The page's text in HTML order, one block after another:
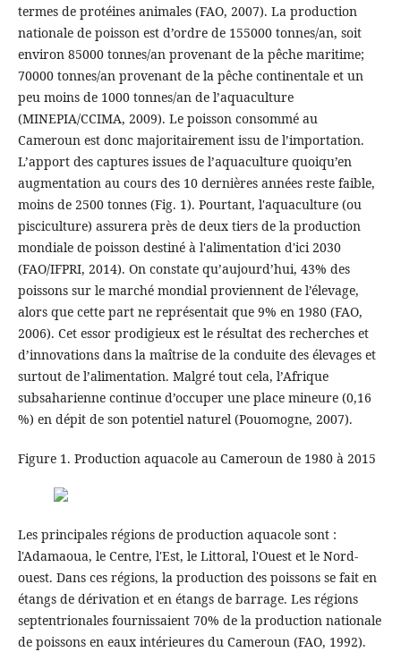
termes de protéines animales (FAO, 2007). La production
nationale de poisson est d’ordre de 155000 tonnes/an, soit
environ 85000 tonnes/an provenant de la pêche maritime;
70000 tonnes/an provenant de la pêche continentale et un
peu moins de 1000 tonnes/an de l’aquaculture
(MINEPIA/CCIMA, 2009). Le poisson consommé au
Cameroun est donc majoritairement issu de l’importation.
L’apport des captures issues de l’aquaculture quoiqu’en
augmentation au cours des 10 dernières années reste faible,
moins de 2500 tonnes (Fig. 1). Pourtant, l'aquaculture (ou
pisciculture) assurera près de deux tiers de la production
mondiale de poisson destiné à l'alimentation d'ici 2030
(FAO/IFPRI, 2014). On constate qu’aujourd’hui, 43% des
poissons sur le marché mondial proviennent de l’élevage,
alors que cette part ne représentait que 9% en 1980 (FAO,
2006). Cet essor prodigieux est le résultat des recherches et
d’innovations dans la maîtrise de la conduite des élevages et
surtout de l’alimentation. Malgré tout cela, l’Afrique
subsaharienne continue d’occuper une place mineure (0,16
%) en dépit de son potentiel naturel (Pouomogne, 2007).
Figure 1. Production aquacole au Cameroun de 1980 à 2015
Les principales régions de production aquacole sont :
l'Adamaoua, le Centre, l'Est, le Littoral, l'Ouest et le Nord-
ouest. Dans ces régions, la production des poissons se fait en
étangs de dérivation et en étangs de barrage. Les régions
septentrionales fournissaient 70% de la production nationale
de poissons en eaux intérieures du Cameroun (FAO, 1992).